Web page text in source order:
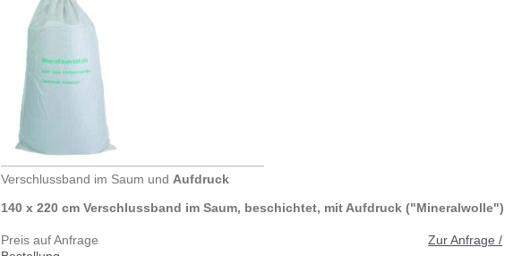
Verschlussband im Saum undAufdruck
140 x 220 cm Verschlussband im Saum, beschichtet, mit Aufdruck ("Mineralwolle")
Preis auf AnfrageZur Anfrage /